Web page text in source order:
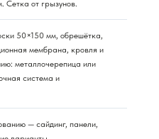
от грызунов.
50×150 мм, обрешётка,
мембрана, кровля и
металлочерепица или
система и
— сайдинг, панели,